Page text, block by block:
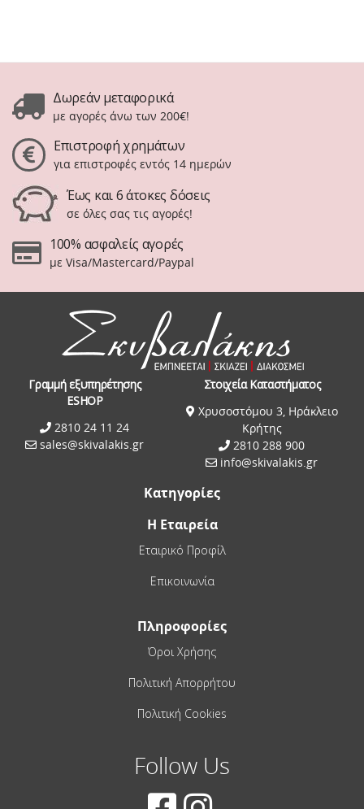
Δωρεάν μεταφορικά
με αγορές άνω των 200€!
Επιστροφή χρημάτων
για επιστροφές εντός 14 ημερών
Έως και 6 άτοκες δόσεις
σε όλες σας τις αγορές!
100% ασφαλείς αγορές
με Visa/Mastercard/Paypal
Γραμμή εξυπηρέτησης
ESHOP
2810 24 11 24
sales@skivalakis.gr
Στοιχεία Καταστήματος
Χρυσοστόμου 3, Ηράκλειο
Κρήτης
2810 288 900
info@skivalakis.gr
Κατηγορίες
Η Εταιρεία
Εταιρικό Προφίλ
Επικοινωνία
Πληροφορίες
Όροι Χρήσης
Πολιτική Απορρήτου
Πολιτική Cookies
Follow Us